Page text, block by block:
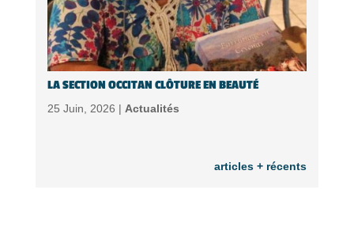
LA SECTION OCCITAN CLÔTURE EN BEAUTÉ
25 Juin, 2026 | Actualités
articles + récents